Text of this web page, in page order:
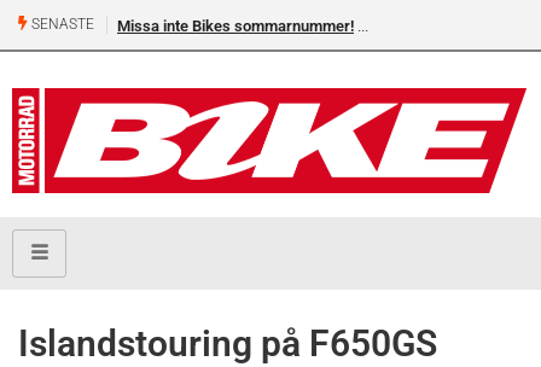
SENASTE Missa inte Bikes sommarnummer!
Islandstouring på F650GS